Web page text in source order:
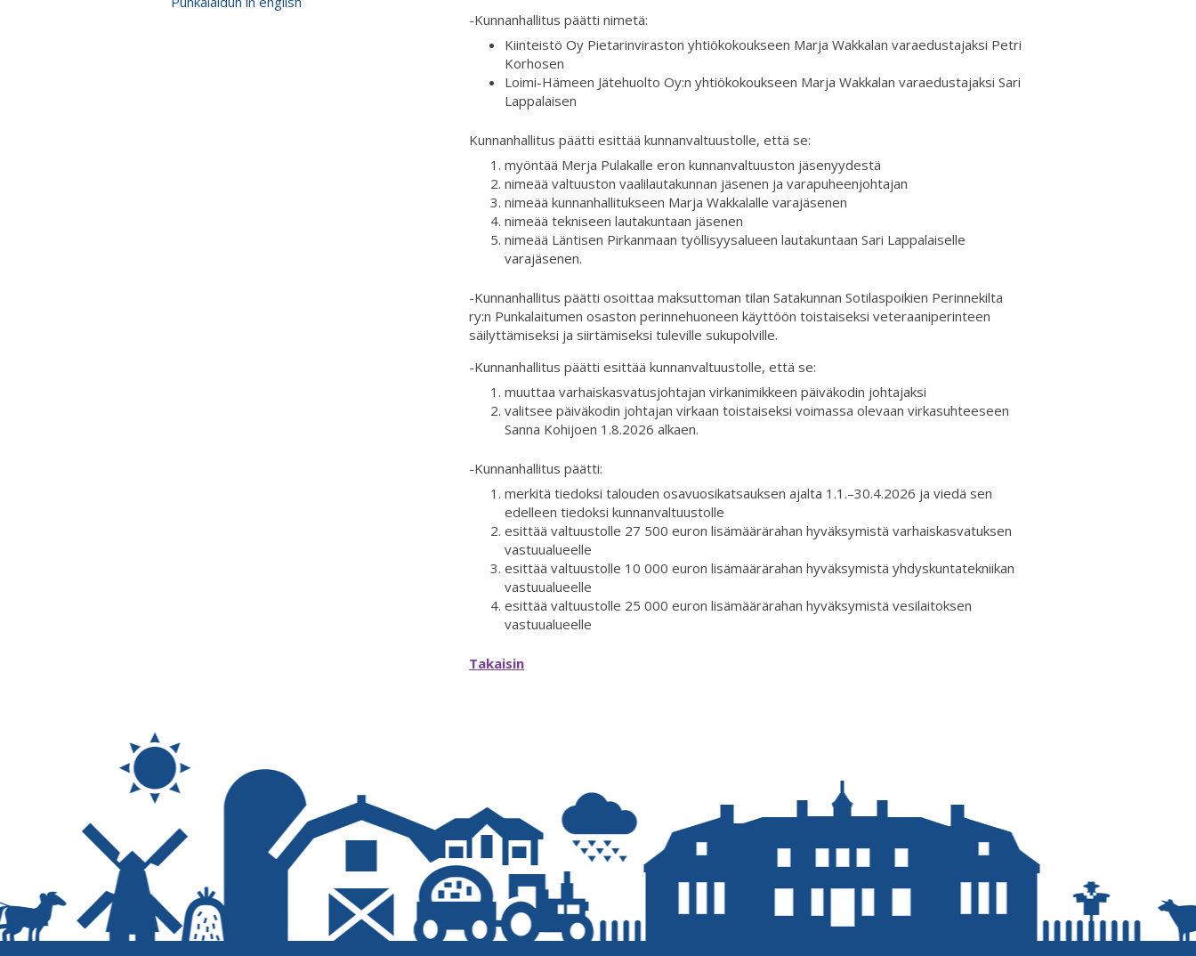
-Kunnanhallitus päätti nimetä:
Kiinteistö Oy Pietarinviraston yhtiökokoukseen Marja Wakkalan varaedustajaksi Petri
Korhosen
Loimi-Hämeen Jätehuolto Oy:n yhtiökokoukseen Marja Wakkalan varaedustajaksi Sari
Lappalaisen
Kunnanhallitus päätti esittää kunnanvaltuustolle, että se:
myöntää Merja Pulakalle eron kunnanvaltuuston jäsenyydestä
nimeää valtuuston vaalilautakunnan jäsenen ja varapuheenjohtajan
nimeää kunnanhallitukseen Marja Wakkalalle varajäsenen
nimeää tekniseen lautakuntaan jäsenen
nimeää Läntisen Pirkanmaan työllisyysalueen lautakuntaan Sari Lappalaiselle
varajäsenen.
-Kunnanhallitus päätti osoittaa maksuttoman tilan Satakunnan Sotilaspoikien Perinnekilta
ry:n Punkalaitumen osaston perinnehuoneen käyttöön toistaiseksi veteraaniperinteen
säilyttämiseksi ja siirtämiseksi tuleville sukupolville.
-Kunnanhallitus päätti esittää kunnanvaltuustolle, että se:
muuttaa varhaiskasvatusjohtajan virkanimikkeen päiväkodin johtajaksi
valitsee päiväkodin johtajan virkaan toistaiseksi voimassa olevaan virkasuhteeseen
Sanna Kohijoen 1.8.2026 alkaen.
-Kunnanhallitus päätti:
merkitä tiedoksi talouden osavuosikatsauksen ajalta 1.1.–30.4.2026 ja viedä sen
edelleen tiedoksi kunnanvaltuustolle
esittää valtuustolle 27 500 euron lisämäärärahan hyväksymistä varhaiskasvatuksen
vastuualueelle
esittää valtuustolle 10 000 euron lisämäärärahan hyväksymistä yhdyskuntatekniikan
vastuualueelle
esittää valtuustolle 25 000 euron lisämäärärahan hyväksymistä vesilaitoksen
vastuualueelle
Takaisin